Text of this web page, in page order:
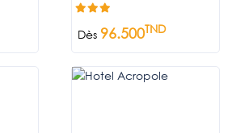
Dès 96.500TND